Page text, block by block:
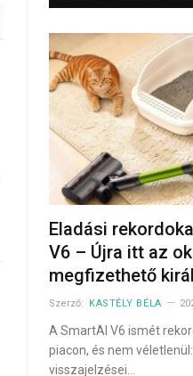
Eladási
V6 – Újra itt az
megfizethető
Szerző: KASTÉLY BÉLA
A SmartAI V6 ismét
piacon, és nem
visszajelzései…